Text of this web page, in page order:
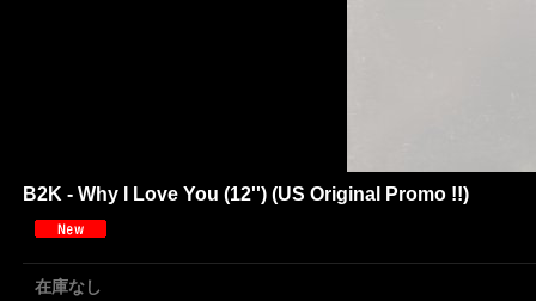
B2K - Why I Love You (12'') (US Original Promo !!)
在庫なし